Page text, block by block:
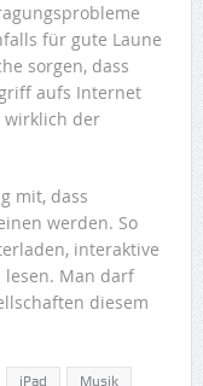
für gute Laune
sorgen, dass
aufs Internet
wirklich der
mit, dass
werden. So
interaktive
lesen. Man darf
diesem
iPad Musik